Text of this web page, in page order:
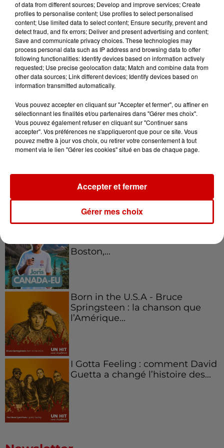
de la...
Destination Vacances : inscrivez-
vous !
Podcasts Voir plus
emblématique de
l'entrepreneuriat féminin
Boston,...
Born in the U.S.A - Bruce
Springsteen : la chanson que
l’Amérique...
I Gotta Feeling : comment David
Guetta a changé l’histoire des...
of data from different sources; Develop and improve services; Create
profiles to personalise content; Use profiles to select personalised
content; Use limited data to select content; Ensure security, prevent and
detect fraud, and fix errors; Deliver and present advertising and content;
Save and communicate privacy choices. These technologies may
process personal data such as IP address and browsing data to offer
following functionalities: Identify devices based on information actively
requested; Use precise geolocation data; Match and combine data from
other data sources; Link different devices; Identify devices based on
information transmitted automatically.
Vous pouvez accepter en cliquant sur "Accepter et fermer", ou affiner en
sélectionnant les finalités et/ou partenaires dans "Gérer mes choix".
Vous pouvez également refuser en cliquant sur "Continuer sans
accepter". Vos préférences ne s'appliqueront que pour ce site. Vous
pouvez mettre à jour vos choix, ou retirer votre consentement à tout
moment via le lien "Gérer les cookies" situé en bas de chaque page.
Gérer mes choix
Accepter et fermer